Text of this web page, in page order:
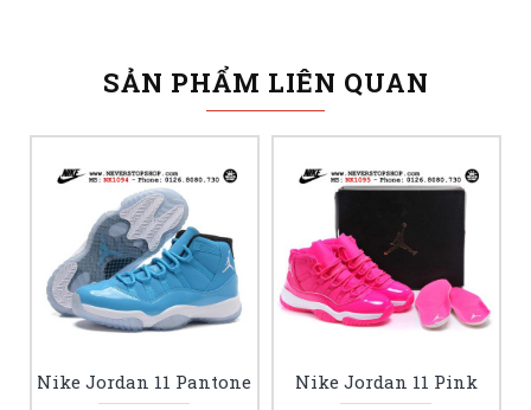
SẢN PHẨM LIÊN QUAN
Nike Jordan 11 Pantone Nike Jordan 11 Pink